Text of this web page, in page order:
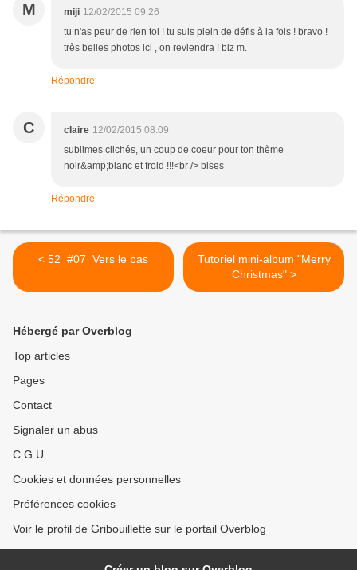
M miji 12/02/2015 09:26
tu n'as peur de rien toi ! tu suis plein de défis à la fois ! bravo !
très belles photos ici , on reviendra ! biz m.
Répondre
C claire 12/02/2015 08:09
sublimes clichés, un coup de coeur pour ton thème
noir&amp;blanc et froid !!!<br /> bises
Répondre
< 52_#07_Vers le bas
Tutoriel mini-album "Merry
Christmas" >
Hébergé par Overblog
Top articles
Pages
Contact
Signaler un abus
C.G.U.
Cookies et données personnelles
Préférences cookies
Voir le profil de Gribouillette sur le portail Overblog